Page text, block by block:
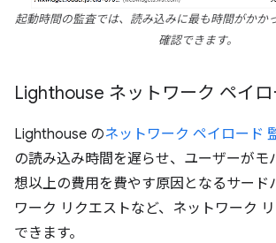
起動時間の監査では、読み込みに最も時間がかか
確認できます。
Lighthouse ネットワーク ペイ
Lighthouse のネットワーク ペイロード
の読み込み時間を遅らせ、ユーザーがモ
想以上の費用を費やす原因となるサード
ワーク リクエストなど、ネットワーク
できます。